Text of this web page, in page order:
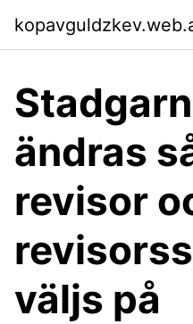
ändras
revisor
väljs på